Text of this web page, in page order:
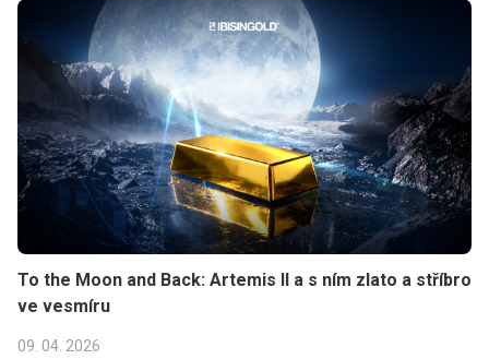
To the Moon and Back: Artemis II a s ním zlato a stříbro
ve vesmíru
09. 04. 2026